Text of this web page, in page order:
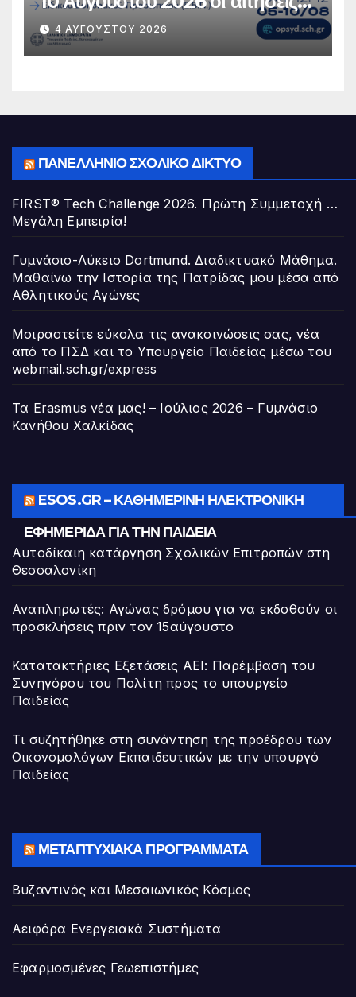
υποψήφιων μελών ΕΕΠ-ΕΒΠ για
μόνιμο διορισμό στην Ειδική
Αγωγή και Εκπαίδευση
4 ΑΥΓΟΎΣΤΟΥ 2026
ΠΑΝΕΛΛΉΝΙΟ ΣΧΟΛΙΚΌ ΔΊΚΤΥΟ
FIRST® Tech Challenge 2026. Πρώτη Συμμετοχή …
Μεγάλη Εμπειρία!
Γυμνάσιο-Λύκειο Dortmund. Διαδικτυακό Μάθημα.
Μαθαίνω την Ιστορία της Πατρίδας μου μέσα από
Αθλητικούς Αγώνες
Μοιραστείτε εύκολα τις ανακοινώσεις σας, νέα
από το ΠΣΔ και το Υπουργείο Παιδείας μέσω του
webmail.sch.gr/express
Τα Erasmus νέα μας! – Ιούλιος 2026 – Γυμνάσιο
Κανήθου Χαλκίδας
ESOS.GR – ΚΑΘΗΜΕΡΙΝΉ ΗΛΕΚΤΡΟΝΙΚΉ
ΕΦΗΜΕΡΊΔΑ ΓΙΑ ΤΗΝ ΠΑΙΔΕΊΑ
Αυτοδίκαιη κατάργηση Σχολικών Επιτροπών στη
Θεσσαλονίκη
Αναπληρωτές: Αγώνας δρόμου για να εκδοθούν οι
προσκλήσεις πριν τον 15αύγουστο
Κατατακτήριες Εξετάσεις ΑΕΙ: Παρέμβαση του
Συνηγόρου του Πολίτη προς το υπουργείο
Παιδείας
Τι συζητήθηκε στη συνάντηση της προέδρου των
Οικονομολόγων Εκπαιδευτικών με την υπουργό
Παιδείας
ΜΕΤΑΠΤΥΧΙΑΚΆ ΠΡΟΓΡΆΜΜΑΤΑ
Βυζαντινός και Μεσαιωνικός Κόσμος
Αειφόρα Ενεργειακά Συστήματα
Εφαρμοσμένες Γεωεπιστήμες